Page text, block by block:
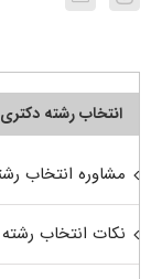
انتخاب رشته دکتری
مشاوره انتخاب
نکات انتخاب